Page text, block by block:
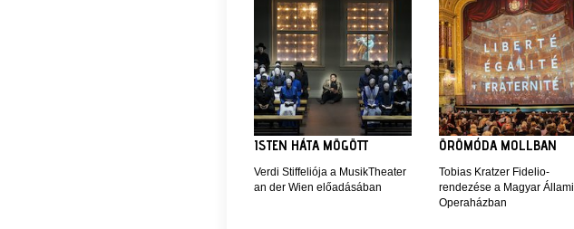
ISTEN HÁTA MÖGÖTT
Verdi Stiffeliója a MusikTheater
an der Wien előadásában
ÖRÖMÓDA MOLLBAN
Tobias Kratzer Fidelio-
rendezése a Magyar Állami
Operaházban